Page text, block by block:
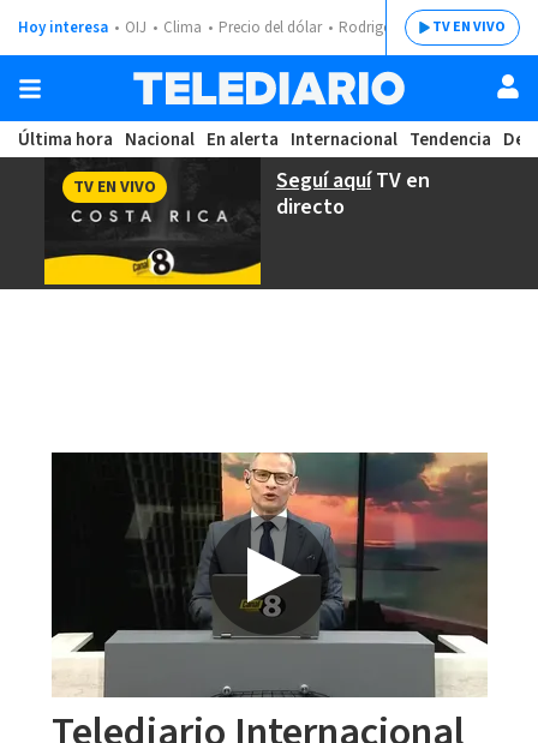
Hoy interesa OIJ Clima Precio del dólar Rodrigo ChavesTV EN VIVO
Última hora Nacional En alerta Internacional Tendencia
Seguí aquíTV en
directo
TV EN VIVO